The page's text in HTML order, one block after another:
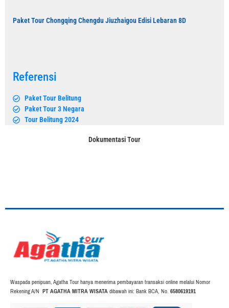
Paket Tour Chongqing Chengdu Jiuzhaigou Edisi Lebaran 8D
Referensi
Paket Tour Belitung
Paket Tour 3 Negara
Tour Belitung 2024
Dokumentasi Tour
Waspada penipuan, Agatha Tour hanya menerima pembayaran transaksi online melalui Nomor
Rekening A/N PT AGATHA MITRA WISATAdibawah ini: Bank BCA, No. 6580619191